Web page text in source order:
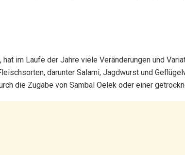
im Laufe der Jahre viele Veränderungen und
darunter Salami, Jagdwurst und
die Zugabe von Sambal Oelek oder einer